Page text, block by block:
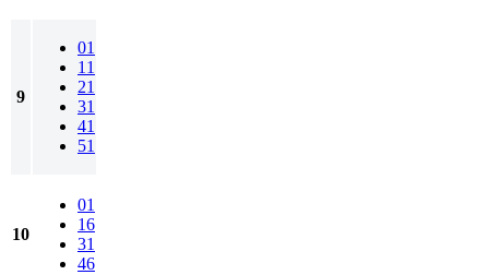
9
01
11
21
31
41
51
10
01
16
31
46